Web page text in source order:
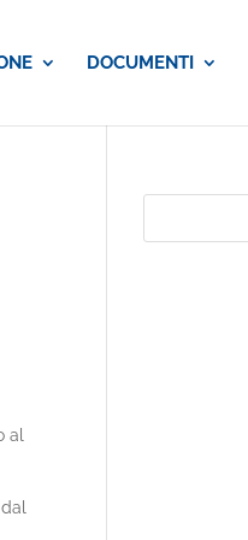
DOCUMENTI
al